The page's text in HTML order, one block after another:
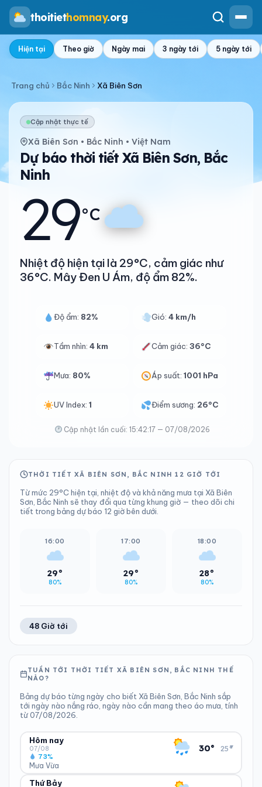
thoitiethomnay.org
Hiện tại Theo giờ Ngày mai 3 ngày tới 5 ngày tới
Trang chủ Bắc Ninh Xã Biên Sơn
Cập nhật thực tế
Xã Biên Sơn • Bắc Ninh • Việt Nam
Dự báo thời tiết Xã Biên Sơn, Bắc
Ninh
29°C
Nhiệt độ hiện tại là 29°C, cảm giác như
36°C. Mây Đen U Ám, độ ẩm 82%.
Độ ẩm: 82% Gió:4 km/h
Tầm nhìn: 4 km Cảm giác:36°C
Mưa: 80% Áp suất:1001 hPa
UV Index: 1 Điểm sương: 26°C
Cập nhật lần cuối: 15:42:17 — 07/08/2026
THỜI TIẾT XÃ BIÊN SƠN, BẮC NINH 12 GIỜ TỚI
Từ mức 29°C hiện tại, nhiệt độ và khả năng mưa tại Xã Biên
Sơn, Bắc Ninh sẽ thay đổi qua từng khung giờ — theo dõi chi
tiết trong bảng dự báo 12 giờ bên dưới.
16:00
29°
80%
17:00
29°
80%
18:00
28°
80%
48 Giờ tới
TUẦN TỚI THỜI TIẾT XÃ BIÊN SƠN, BẮC NINH THẾ
NÀO?
Bảng dự báo từng ngày cho biết Xã Biên Sơn, Bắc Ninh sắp
tới ngày nào nắng ráo, ngày nào cần mang theo áo mưa, tính
từ 07/08/2026.
Hôm nay
07/08
Mưa Vừa
73%
30° 25°
▾
ĐỘ ẨM
Thứ Bảy